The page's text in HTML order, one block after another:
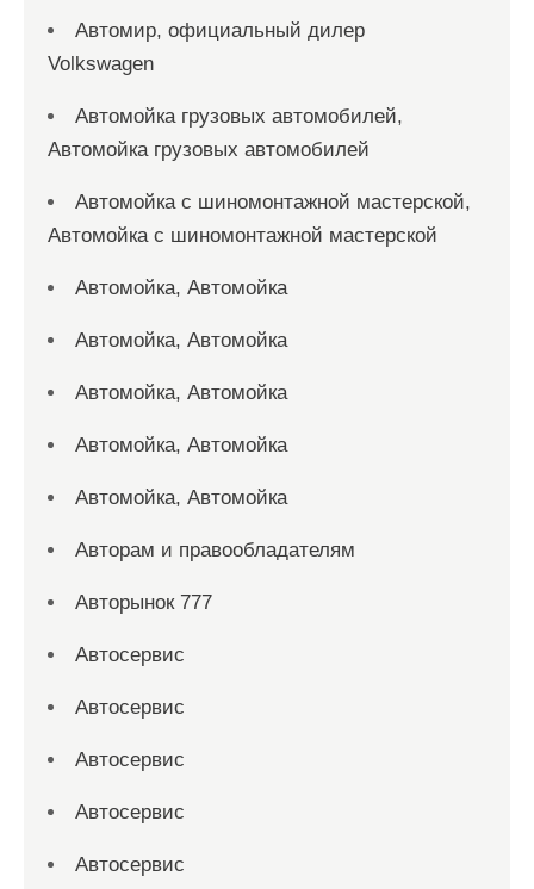
Автомир, официальный дилер
Volkswagen
Автомойка грузовых автомобилей,
Автомойка грузовых автомобилей
Автомойка с шиномонтажной мастерской,
Автомойка с шиномонтажной мастерской
Автомойка, Автомойка
Автомойка, Автомойка
Автомойка, Автомойка
Автомойка, Автомойка
Автомойка, Автомойка
Авторам и правообладателям
Авторынок 777
Автосервис
Автосервис
Автосервис
Автосервис
Автосервис